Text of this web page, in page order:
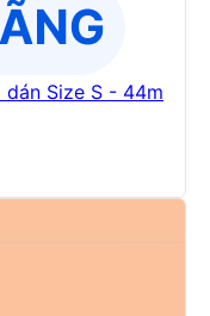
dán Size S - 44m